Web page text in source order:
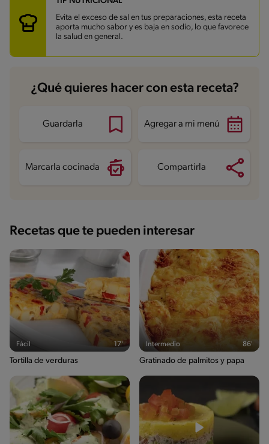
Carbohidratos 5.1 g
Energía 154.3 kcal
Grasas 11.8 g
Fibra 3.8 g
8.4 g
Evita el exceso de sal en tus preparaciones, esta receta
aporta mucho sabor y es baja en sodio, lo que favorece
la salud en general.
¿Qué quieres hacer con esta receta?
Guardarla Agregar a mi menú
Marcarla cocinada Compartirla
Recetas que te pueden interesar
Fácil 17'
Tortilla de verduras
Intermedio 86'
Gratinado de palmitos y papa